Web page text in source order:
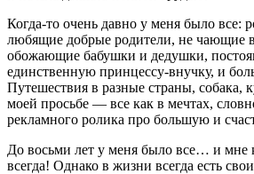
Когда-то очень давно у меня было все:
любящие добрые родители, не чающие
обожающие бабушки и дедушки,
единственную принцессу-внучку, и
Путешествия в разные страны, собака,
моей просьбе — все как в мечтах,
рекламного ролика про большую и
До восьми лет у меня было все… и мне
всегда! Однако в жизни всегда есть